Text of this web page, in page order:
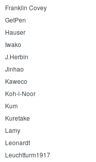
Franklin Covey
GetPen
Hauser
Iwako
J.Herbin
Jinhao
Kaweco
Koh-i-Noor
Kum
Kuretake
Lamy
Leonardt
Leuchtturm1917